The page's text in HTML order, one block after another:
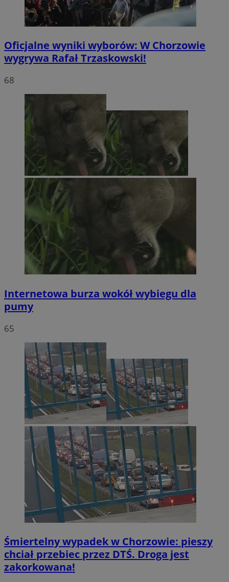
Oficjalne wyniki wyborów: W Chorzowie
wygrywa Rafał Trzaskowski!
68
Internetowa burza wokół wybiegu dla
pumy
65
Śmiertelny wypadek w Chorzowie: pieszy
chciał przebiec przez DTŚ. Droga jest
zakorkowana!